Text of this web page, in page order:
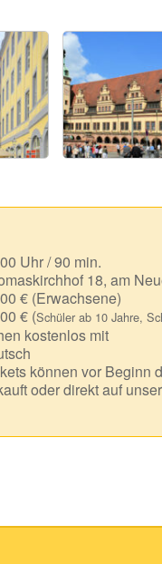
Uhr / 90 min.
18, am
€ (Erwachsene)
€ (Schüler ab 10 Jahre,
kostenlos mit
können vor Beginn
oder direkt auf